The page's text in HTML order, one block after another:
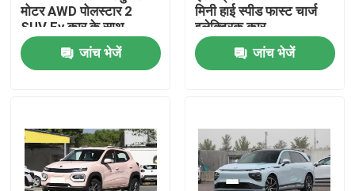
उत्पाद
वीडियो
मोटर AWD पोलस्टार 2
SUV Ev कार के साथ
जांच भेजें
मिनी हाई स्पीड फास्ट चार्ज
इलेक्ट्रिक कार
जांच भेजें